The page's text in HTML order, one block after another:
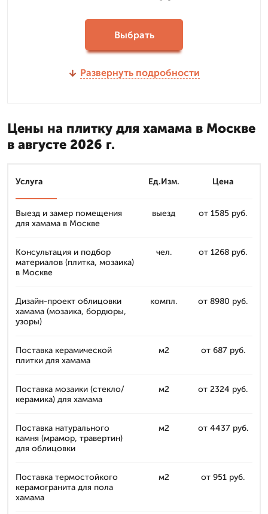
Выбрать
Развернуть подробности
Цены на плитку для хамама в Москве
в августе 2026 г.
Услуга Ед.Изм. Цена
Выезд и замер помещения
для хамама в Москве
выезд от 1585 руб.
Консультация и подбор
материалов (плитка, мозаика)
в Москве
чел. от 1268 руб.
Дизайн-проект облицовки
хамама (мозаика, бордюры,
узоры)
компл. от 8980 руб.
Поставка керамической
плитки для хамама
м2 от 687 руб.
Поставка мозаики (стекло/
керамика) для хамама
м2 от 2324 руб.
Поставка натурального
камня (мрамор, травертин)
для облицовки
м2 от 4437 руб.
Поставка термостойкого
керамогранита для пола
хамама
м2 от 951 руб.